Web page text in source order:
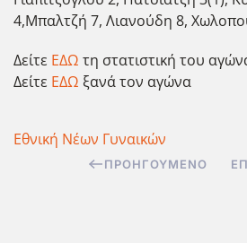
4,Μπαλτζή 7, Λιανούδη 8,
Δείτε ΕΔΩ τη στατιστική του
Δείτε ΕΔΩ ξανά τον αγώνα
Εθνική Νέων Γυναικών
ΠΡΟΗΓΟΎΜΕΝΟ